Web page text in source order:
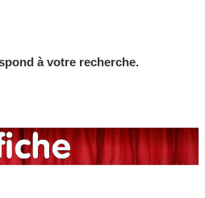
à votre recherche.